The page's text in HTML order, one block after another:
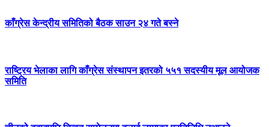
काँग्रेस केन्द्रीय समितिको बैठक साउन २४ गते बस्ने
राष्ट्रिय भेलाका लागि काँग्रेस संस्थापन इतरको ५५१ सदस्यीय मूल आयोजक
समिति